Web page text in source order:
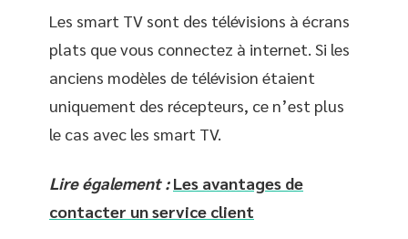
Les smart TV sont des télévisions à écrans
plats que vous connectez à internet. Si les
anciens modèles de télévision étaient
uniquement des récepteurs, ce n’est plus
le cas avec les smart TV.
Lire également : Les avantages de
contacter un service client